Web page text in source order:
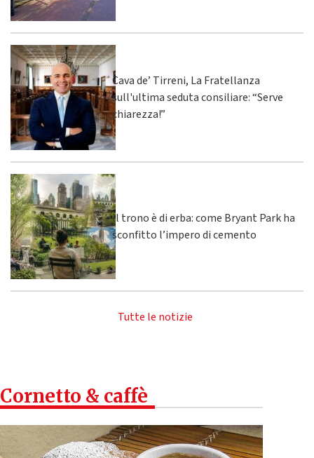
Cava de’ Tirreni, La Fratellanza
sull'ultima seduta consiliare: “Serve
chiarezza!”
Il trono è di erba: come Bryant Park ha
sconfitto l’impero di cemento
Tutte le notizie
Cornetto & caffè